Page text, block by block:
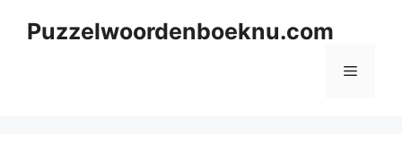
Puzzelwoordenboeknu.com
Menu